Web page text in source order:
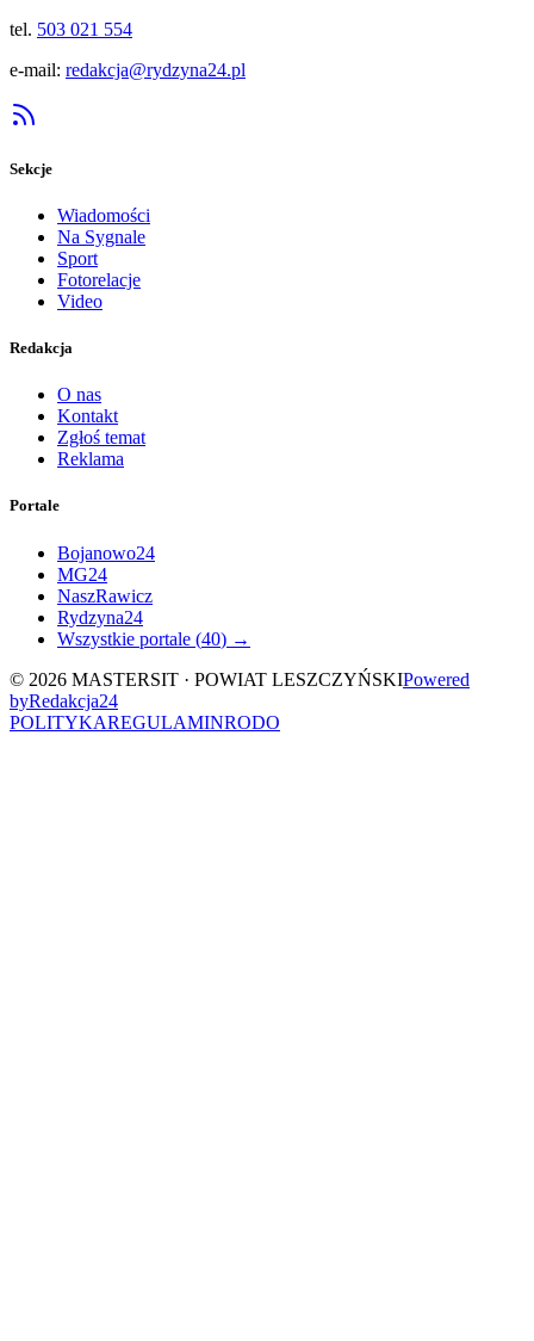
tel. 503 021 554
e-mail: redakcja@rydzyna24.pl
Sekcje
Wiadomości
Na Sygnale
Sport
Fotorelacje
Video
Redakcja
O nas
Kontakt
Zgłoś temat
Reklama
Portale
Bojanowo24
MG24
NaszRawicz
Rydzyna24
Wszystkie portale (40) →
© 2026 MASTERSIT · POWIAT LESZCZYŃSKIPowered
byRedakcja24
POLITYKAREGULAMINRODO